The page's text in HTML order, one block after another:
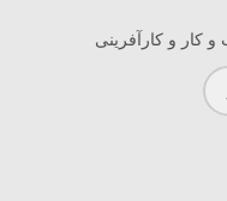
کار و کارآفرینی